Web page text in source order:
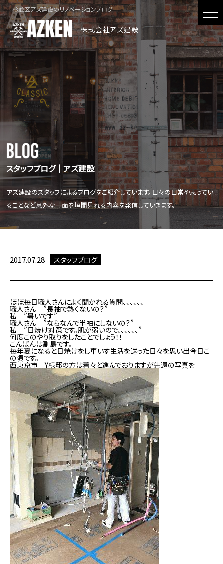
株式会社アズ建設
杉並区アズ建設のリノベーションブログ
スタッフブログ│アズ建設
アズ建設のスタッフによるブログをご紹介しています。日々の日常や思ってい
ることなど意外な一面を垣間見れる内容を発信していきます。
2017.07.28 スタッフブログ
ほぼ毎日職人さんによく聞かれる質問、、、、、、
職人さん ”長袖で熱くないの？”
私 ”暑いです”
職人さん ”ならなんで半袖にしないの？”
私 ”日焼け対策です。肌が弱いので、、、、、、”
何度このやり取りをしたことでしょう！！
こんばんは副島です。
毎年夏になると日焼けをし車いす生活を送った日々を思い出今日こ
の頃です。
西東京市 Y様邸の方は着々と進んでおりますが先週の写真を